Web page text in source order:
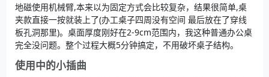
地磁使用机械臂,本来以为固定方式会比较复杂，结果很简单,桌
夹款直接一按就装上了(办工桌子四周没有空间 最后放在了穿线
板孔洞那里)。桌面厚度刚好在2-9cm范围内，我这种普通办公桌
完全没问题。整个过程大概5分钟搞定，不用破坏桌子结构。
使用中的小插曲